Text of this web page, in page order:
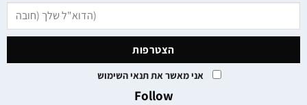
אני מאשר את תנאי השימוש
Follow